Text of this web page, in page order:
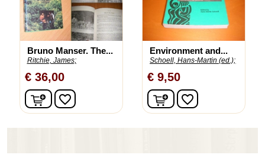
Bruno Manser. The...
Ritchie, James;
€ 36,00
In winkelwagen
favorite_border
Environment and...
Schoell, Hans-Martin (ed.);
€ 9,50
In winkelwagen
favorite_border